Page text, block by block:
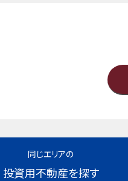
同じエリアの
投資用不動産を探す